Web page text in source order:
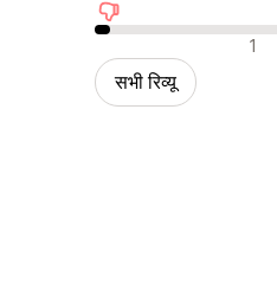
नकारात्मक रिव्यू 1
सभी रिव्यू